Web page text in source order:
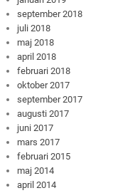
september 2018
juli 2018
maj 2018
april 2018
februari 2018
oktober 2017
september 2017
augusti 2017
juni 2017
mars 2017
februari 2015
maj 2014
april 2014